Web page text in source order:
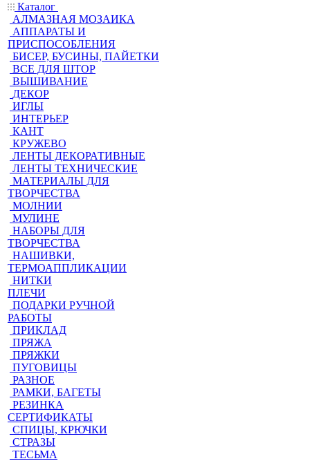
Каталог
АЛМАЗНАЯ МОЗАИКА
АППАРАТЫ И
ПРИСПОСОБЛЕНИЯ
БИСЕР, БУСИНЫ, ПАЙЕТКИ
ВСЕ ДЛЯ ШТОР
ВЫШИВАНИЕ
ДЕКОР
ИГЛЫ
ИНТЕРЬЕР
КАНТ
КРУЖЕВО
ЛЕНТЫ ДЕКОРАТИВНЫЕ
ЛЕНТЫ ТЕХНИЧЕСКИЕ
МАТЕРИАЛЫ ДЛЯ
ТВОРЧЕСТВА
МОЛНИИ
МУЛИНЕ
НАБОРЫ ДЛЯ
ТВОРЧЕСТВА
НАШИВКИ,
ТЕРМОАППЛИКАЦИИ
НИТКИ
ПЛЕЧИ
ПОДАРКИ РУЧНОЙ
РАБОТЫ
ПРИКЛАД
ПРЯЖА
ПРЯЖКИ
ПУГОВИЦЫ
РАЗНОЕ
РАМКИ, БАГЕТЫ
РЕЗИНКА
СЕРТИФИКАТЫ
СПИЦЫ, КРЮЧКИ
СТРАЗЫ
ТЕСЬМА